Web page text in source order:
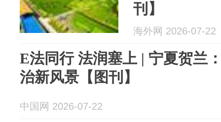
刊】
海外网 2026-07-22
E法同行 法润塞上 | 宁夏贺兰
治新风景【图刊】
中国网 2026-07-22